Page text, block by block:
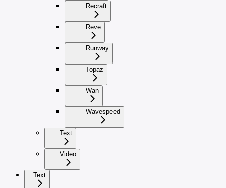
Recraft
Reve
Runway
Topaz
Wan
Wavespeed
Text
Video
Text